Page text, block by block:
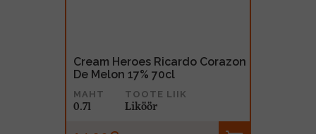
Cream Heroes Ricardo Corazon
De Melon 17% 70cl
MAHT
0.7l
TOOTE LIIK
Liköör